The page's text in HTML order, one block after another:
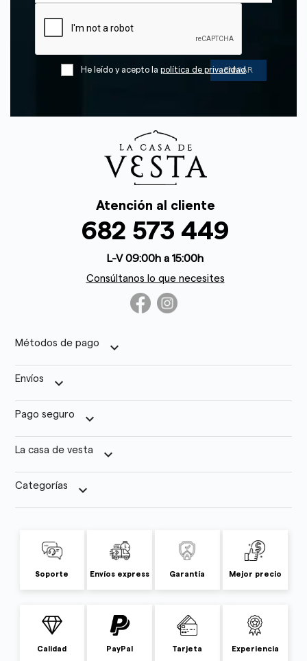
He leído y acepto la política de privacidad
Atención al cliente
682 573 449
L-V 09:00h a 15:00h
Consúltanos lo que necesites
Métodos de pago keyboard_arrow_down
Envíos keyboard_arrow_down
Pago seguro keyboard_arrow_down
La casa de vesta keyboard_arrow_down
Categorías keyboard_arrow_down
Soporte Envíos express Garantía Mejor precio
Calidad PayPal Tarjeta Experiencia